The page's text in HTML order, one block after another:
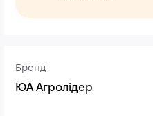
Бренд
ЮА Агролідер